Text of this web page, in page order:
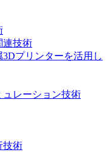
連技術
プリンターを活用し
レーション技術
技術